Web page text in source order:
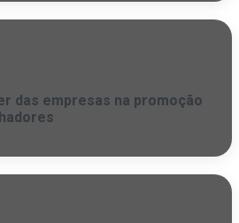
das empresas na promoção